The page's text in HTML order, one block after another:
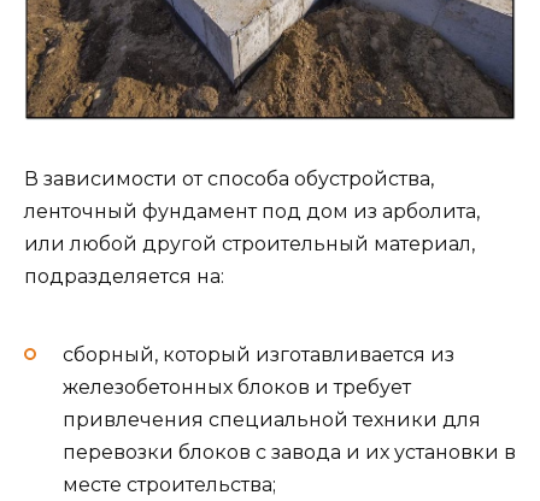
В зависимости от способа обустройства,
ленточный фундамент под дом из арболита,
или любой другой строительный материал,
подразделяется на:
сборный, который изготавливается из
железобетонных блоков и требует
привлечения специальной техники для
перевозки блоков с завода и их установки в
месте строительства;